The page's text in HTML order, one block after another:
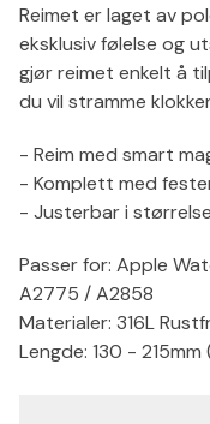
Reimet er laget av
eksklusiv følelse og
gjør reimet enkelt å
du vil stramme
- Reim med smart
- Komplett med
- Justerbar i
Passer for: Apple
A2775 / A2858
Materialer: 316L
Lengde: 130 -